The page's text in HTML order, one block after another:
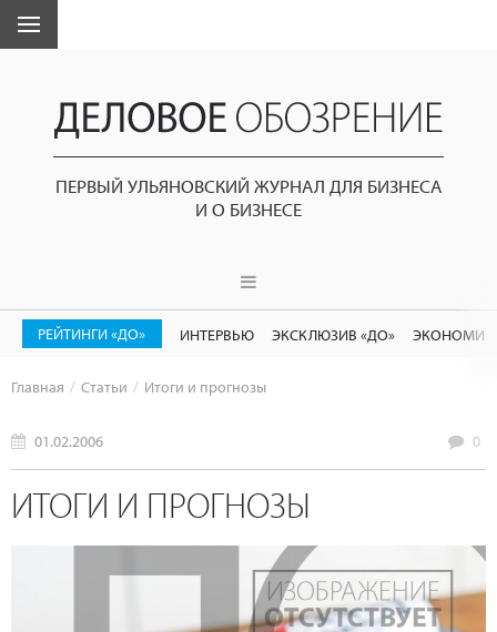
ПЕРВЫЙ УЛЬЯНОВСКИЙ ЖУРНАЛ ДЛЯ БИЗНЕСА
И О БИЗНЕСЕ
РЕЙТИНГИ «ДО» ИНТЕРВЬЮ ЭКСКЛЮЗИВ «ДО»
Главная Статьи Итоги и прогнозы
01.02.2006 0
ИТОГИ И ПРОГНОЗЫ